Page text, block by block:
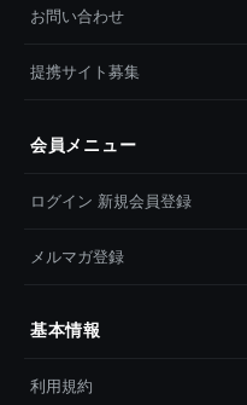
お問い合わせ
提携サイト募集
会員メニュー
ログイン 新規会員登録
メルマガ登録
基本情報
利用規約